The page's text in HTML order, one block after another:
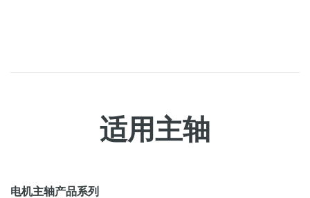
适用主轴
电机主轴产品系列